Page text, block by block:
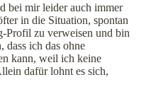
bei mir leider auch immer
in die Situation, spontan
Profil zu verweisen und bin
dass ich das ohne
kann, weil ich keine
dafür lohnt es sich,